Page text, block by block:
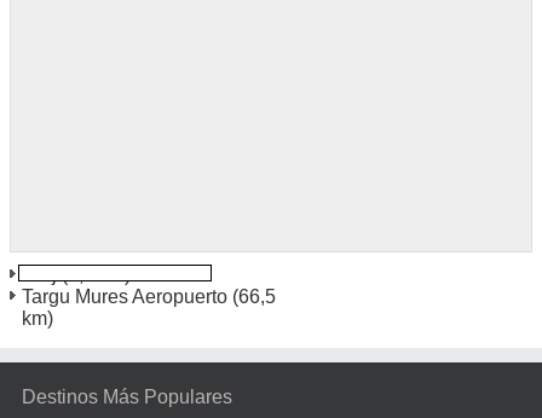
Targu Mures Aeropuerto (66,5
km)
Destinos Más Populares